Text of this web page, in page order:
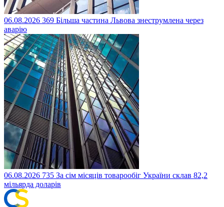
06.08.2026 369 Більша частина Львова знеструмлена через
аварію
06.08.2026 735 За сім місяців товарообіг України склав 82,2
мільярда доларів